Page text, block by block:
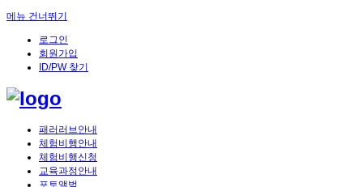
메뉴 건너뛰기
로그인
회원가입
ID/PW 찾기
패러러브안내
체험비행안내
체험비행신청
교육과정안내
포토앨범